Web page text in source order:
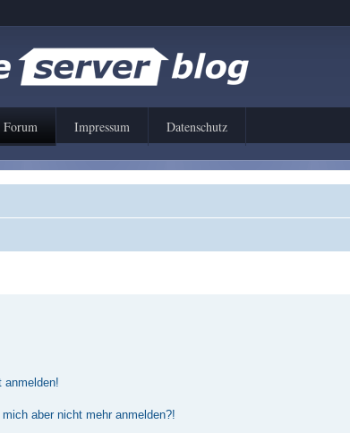
Forum Impressum Datenschutz
anmelden!
aber nicht mehr anmelden?!